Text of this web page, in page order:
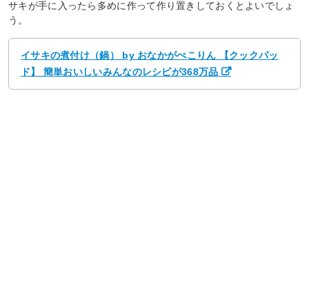
サキが手に入ったら多めに作って作り置きしておくとよいでしょ
う。
イサキの煮付け（鍋） by おなかがぺこりん 【クックパッ
ド】 簡単おいしいみんなのレシピが368万品